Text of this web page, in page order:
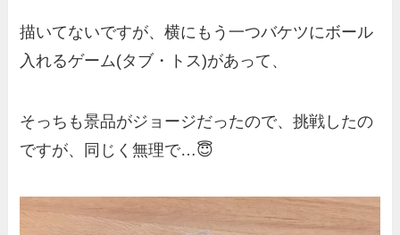
描いてないですが、横にもう一つバケツにボール
入れるゲーム(タブ・トス)があって、
そっちも景品がジョージだったので、挑戦したの
ですが、同じく無理で…😇